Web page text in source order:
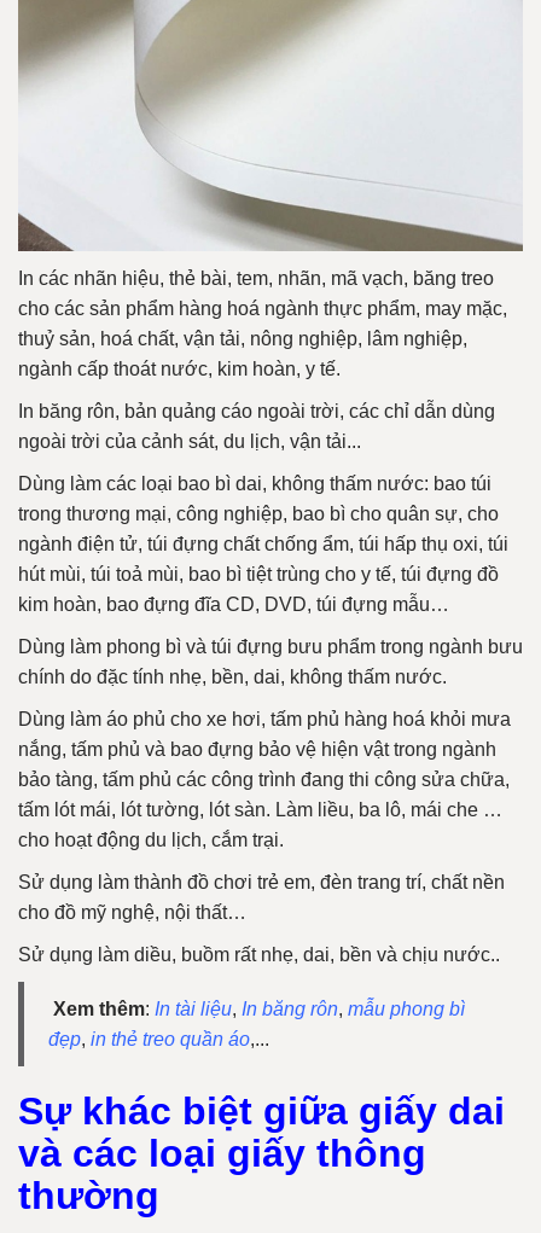
In các nhãn hiệu, thẻ bài, tem, nhãn, mã vạch, băng treo
cho các sản phẩm hàng hoá ngành thực phẩm, may mặc,
thuỷ sản, hoá chất, vận tải, nông nghiệp, lâm nghiệp,
ngành cấp thoát nước, kim hoàn, y tế.
In băng rôn, bản quảng cáo ngoài trời, các chỉ dẫn dùng
ngoài trời của cảnh sát, du lịch, vận tải...
Dùng làm các loại bao bì dai, không thấm nước: bao túi
trong thương mại, công nghiệp, bao bì cho quân sự, cho
ngành điện tử, túi đựng chất chống ẩm, túi hấp thụ oxi, túi
hút mùi, túi toả mùi, bao bì tiệt trùng cho y tế, túi đựng đồ
kim hoàn, bao đựng đĩa CD, DVD, túi đựng mẫu…
Dùng làm phong bì và túi đựng bưu phẩm trong ngành bưu
chính do đặc tính nhẹ, bền, dai, không thấm nước.
Dùng làm áo phủ cho xe hơi, tấm phủ hàng hoá khỏi mưa
nắng, tấm phủ và bao đựng bảo vệ hiện vật trong ngành
bảo tàng, tấm phủ các công trình đang thi công sửa chữa,
tấm lót mái, lót tường, lót sàn. Làm liều, ba lô, mái che …
cho hoạt động du lịch, cắm trại.
Sử dụng làm thành đồ chơi trẻ em, đèn trang trí, chất nền
cho đồ mỹ nghệ, nội thất…
Sử dụng làm diều, buồm rất nhẹ, dai, bền và chịu nước..
Xem thêm: In tài liệu, In băng rôn, mẫu phong bì
đẹp, in thẻ treo quần áo,...
Sự khác biệt giữa giấy dai
và các loại giấy thông
thường